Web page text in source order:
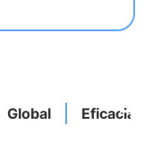
Global Eficacia